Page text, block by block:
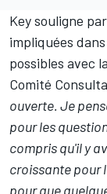
Key souligne
impliquées
possibles avec
Comité
ouverte. Je
pour les
compris qu'il y
croissante pour
pour que